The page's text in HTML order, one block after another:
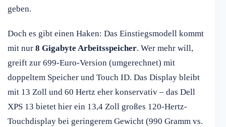
geben.
Doch es gibt einen Haken: Das Einstiegsmodell kommt
mit nur 8 Gigabyte Arbeitsspeicher. Wer mehr will,
greift zur 699-Euro-Version (umgerechnet) mit
doppeltem Speicher und Touch ID. Das Display bleibt
mit 13 Zoll und 60 Hertz eher konservativ – das Dell
XPS 13 bietet hier ein 13,4 Zoll großes 120-Hertz-
Touchdisplay bei geringerem Gewicht (990 Gramm vs.